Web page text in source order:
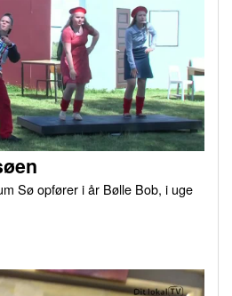
Sø opfører i år Bølle Bob, i uge